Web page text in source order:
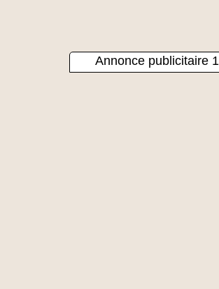
Annonce publicitaire 1